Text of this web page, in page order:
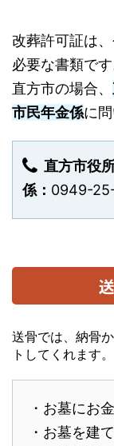
改葬許可証は
必要な書類です
直方市の場合、
市民年金係に
直方市役
係： 0949-
送骨では、納骨
トしてくれます。
・お墓にお
・お墓を建